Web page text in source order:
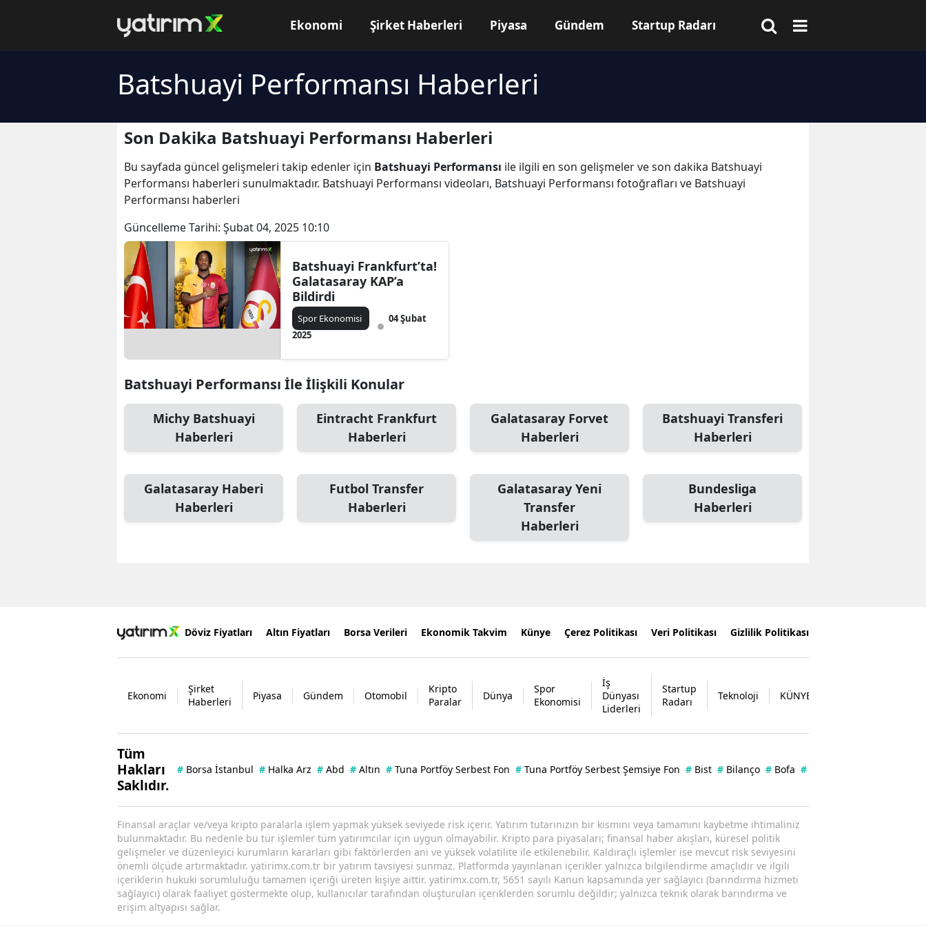
Ekonomi Şirket Haberleri Piyasa Gündem Startup Radarı
Batshuayi Performansı Haberleri
Son Dakika Batshuayi Performansı Haberleri
Bu sayfada güncel gelişmeleri takip edenler için Batshuayi Performansı ile ilgili en son gelişmeler ve son dakika Batshuayi
Performansı haberleri sunulmaktadır. Batshuayi Performansı videoları, Batshuayi Performansı fotoğrafları ve Batshuayi
Performansı haberleri
Güncelleme Tarihi: Şubat 04, 2025 10:10
Batshuayi Frankfurt’ta!
Galatasaray KAP’a
Bildirdi
Spor Ekonomisi
04 Şubat
2025
Batshuayi Performansı İle İlişkili Konular
Michy Batshuayi
Haberleri
Eintracht Frankfurt
Haberleri
Galatasaray Forvet
Haberleri
Batshuayi Transferi
Haberleri
Galatasaray Haberi
Haberleri
Futbol Transfer
Haberleri
Galatasaray Yeni
Transfer
Haberleri
Bundesliga
Haberleri
Döviz Fiyatları Altın Fiyatları Borsa Verileri Ekonomik Takvim Künye Çerez Politikası Veri Politikası Gizlilik Politikası
Ekonomi
Şirket
Haberleri
Piyasa Gündem Otomobil
Kripto
Paralar
Dünya
Spor
Ekonomisi
İş
Dünyası
Liderleri
Startup
Radarı
Teknoloji KÜNYE
Tüm
Hakları
Saklıdır.
# Borsa İstanbul # Halka Arz # Abd # Altın # Tuna Portföy Serbest Fon # Tuna Portföy Serbest Şemsiye Fon # Bist # Bilanço # Bofa #
Finansal araçlar ve/veya kripto paralarla işlem yapmak yüksek seviyede risk içerir. Yatırım tutarınızın bir kısmını veya tamamını kaybetme ihtimaliniz
bulunmaktadır. Bu nedenle bu tür işlemler tüm yatırımcılar için uygun olmayabilir. Kripto para piyasaları; finansal haber akışları, küresel politik
gelişmeler ve düzenleyici kurumların kararları gibi faktörlerden ani ve yüksek volatilite ile etkilenebilir. Kaldıraçlı işlemler ise mevcut risk seviyesini
önemli ölçüde artırmaktadır. yatirimx.com.tr bir yatırım tavsiyesi sunmaz. Platformda yayınlanan içerikler yalnızca bilgilendirme amaçlıdır ve ilgili
içeriklerin hukuki sorumluluğu tamamen içeriği üreten kişiye aittir. yatirimx.com.tr, 5651 sayılı Kanun kapsamında yer sağlayıcı (barındırma hizmeti
sağlayıcı) olarak faaliyet göstermekte olup, kullanıcılar tarafından oluşturulan içeriklerden sorumlu değildir; yalnızca teknik olarak barındırma ve
erişim altyapısı sağlar.